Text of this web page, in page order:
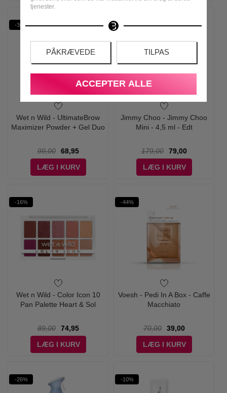
tjenester.
PÅKRÆVEDE TILPAS
ACCEPTER ALLE
-30%
Wet n Wild - UltimateBrow
Maximizer Powder + Gel Duo
99,00
68,95
LÆG I KURV
-56%
Jimmy Choo - Jimmy Choo
Mini - 4,5 ml - Edt
179,00
79,00
LÆG I KURV
-16%
Wet n Wild - Color Icon 10
Pan Palette Heart & Sol
89,00
74,95
LÆG I KURV
-44%
Voesh - Pedi In A Box - Caffe
Macchiato
70,00
39,00
LÆG I KURV
-26% -10%